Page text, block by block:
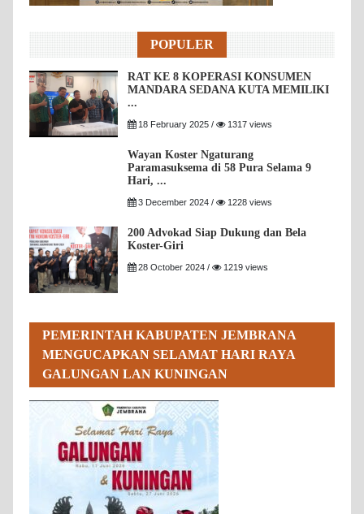
POPULER
RAT KE 8 KOPERASI KONSUMEN
MANDARA SEDANA KUTA MEMILIKI
...
18 February 2025 / 1317 views
Wayan Koster Ngaturang
Paramasuksema di 58 Pura Selama 9
Hari, ...
3 December 2024 / 1228 views
200 Advokad Siap Dukung dan Bela
Koster-Giri
28 October 2024 / 1219 views
PEMERINTAH KABUPATEN JEMBRANA
MENGUCAPKAN SELAMAT HARI RAYA
GALUNGAN LAN KUNINGAN